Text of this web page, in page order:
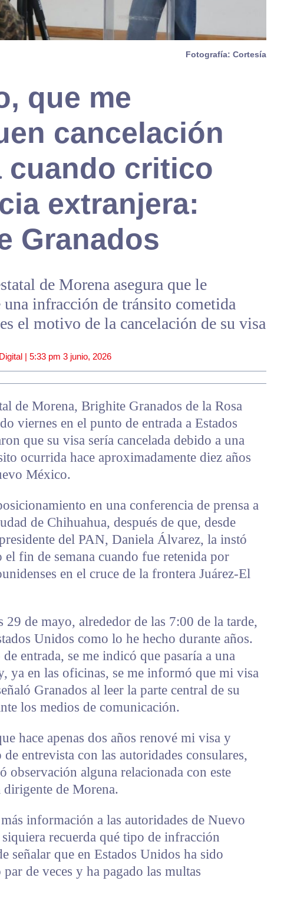
Fotografía: Cortesía
que me
cancelación
cuando critico
extranjera:
Granados
de Morena asegura que le
infracción de tránsito cometida
el motivo de la cancelación de su visa
| 5:33 pm 3 junio, 2026
de Morena, Brighite Granados de la Rosa
viernes en el punto de entrada a Estados
que su visa sería cancelada debido a una
ocurrida hace aproximadamente diez años
México.
en una conferencia de prensa a
de Chihuahua, después de que, desde
del PAN, Daniela Álvarez, la instó
fin de semana cuando fue retenida por
en el cruce de la frontera Juárez-El
29 de mayo, alrededor de las 7:00 de la tarde,
Unidos como lo he hecho durante años.
entrada, se me indicó que pasaría a una
ya en las oficinas, se me informó que mi visa
Granados al leer la parte central de su
los medios de comunicación.
hace apenas dos años renové mi visa y
entrevista con las autoridades consulares,
observación alguna relacionada con este
dirigente de Morena.
información a las autoridades de Nuevo
recuerda qué tipo de infracción
señalar que en Estados Unidos ha sido
de veces y ha pagado las multas